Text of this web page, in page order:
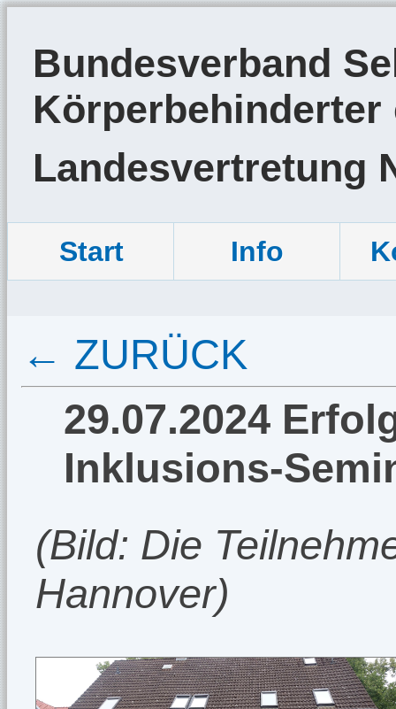
Bundesverband
Körperbehinderter
Landesvertretung
Start Info
← ZURÜCK
29.07.2024
Inklusions-
(Bild: Die
Hannover)